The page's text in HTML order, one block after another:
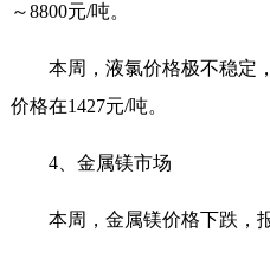
～8800元/吨。
本周，液氯价格极不稳定
价格在1427元/吨。
4、金属镁市场
本周，金属镁价格下跌，